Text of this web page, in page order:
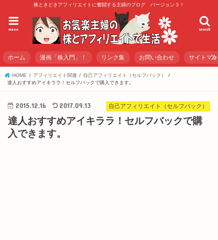
株ときどきアフィリエイトに奮闘する主婦のブログ バージョン３！
search
menu
ホーム 漫画「株入門」！ リンク集 お問い合わせ サイトマ
HOME アフィリエイト関連
自己アフィリエイト（セルフバック）
達人おすすめアイキララ！セルフバックで購入できます。
自己アフィリエイト（セルフバック）
2015.12.16 2017.09.13
達人おすすめアイキララ！セルフバックで購
入できます。